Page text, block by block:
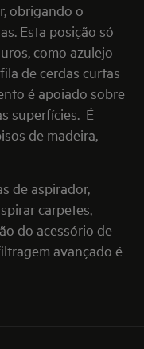
obrigando o
Esta posição só
como azulejo
de cerdas curtas
é apoiado sobre
superfícies. É
de madeira,
de aspirador,
carpetes,
do acessório de
avançado é